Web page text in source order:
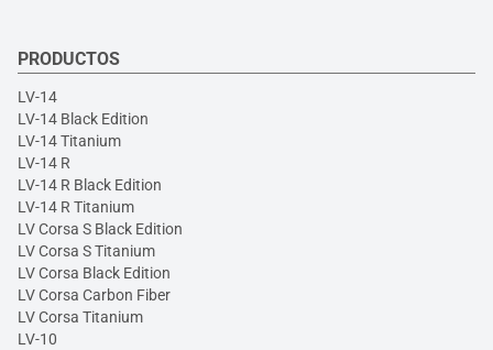
PRODUCTOS
LV-14
LV-14 Black Edition
LV-14 Titanium
LV-14 R
LV-14 R Black Edition
LV-14 R Titanium
LV Corsa S Black Edition
LV Corsa S Titanium
LV Corsa Black Edition
LV Corsa Carbon Fiber
LV Corsa Titanium
LV-10